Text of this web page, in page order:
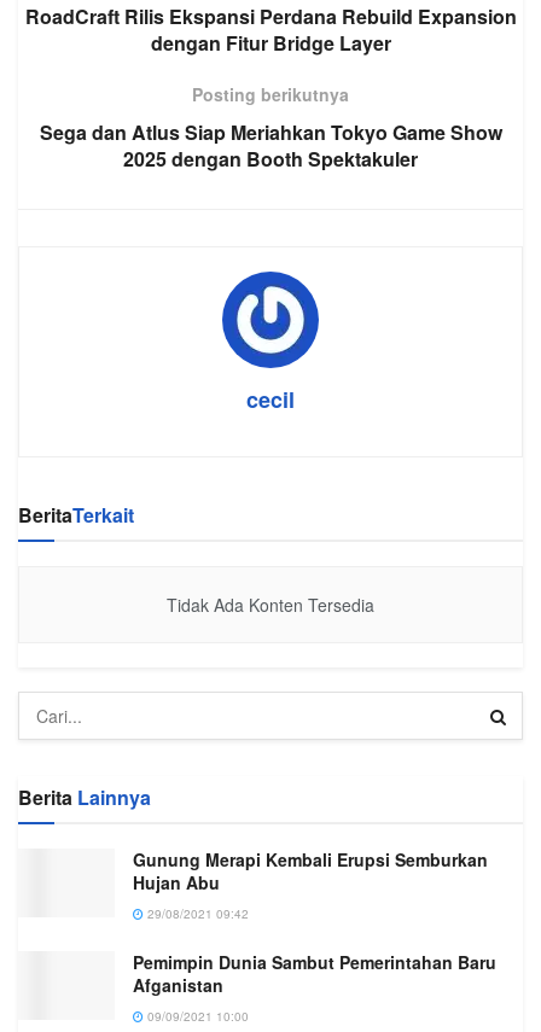
RoadCraft Rilis Ekspansi Perdana Rebuild Expansion
dengan Fitur Bridge Layer
Posting berikutnya
Sega dan Atlus Siap Meriahkan Tokyo Game Show
2025 dengan Booth Spektakuler
cecil
BeritaTerkait
Tidak Ada Konten Tersedia
Berita Lainnya
Gunung Merapi Kembali Erupsi Semburkan
Hujan Abu
29/08/2021 09:42
Pemimpin Dunia Sambut Pemerintahan Baru
Afganistan
09/09/2021 10:00